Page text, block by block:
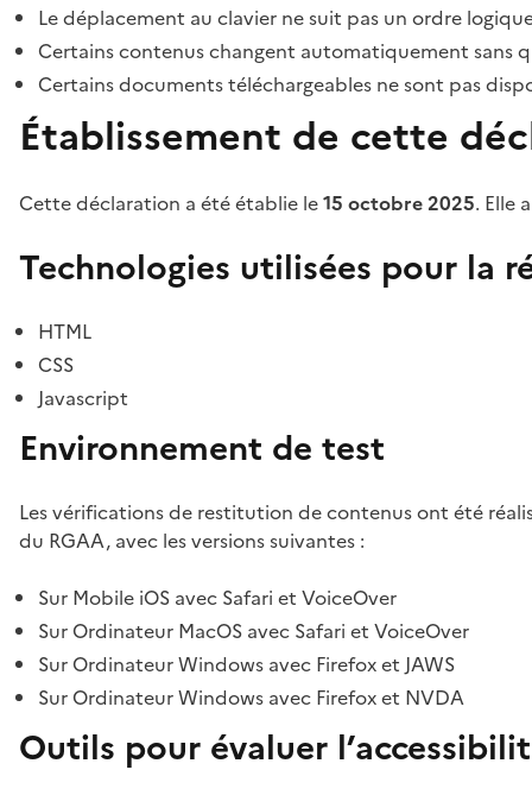
Le déplacement au clavier ne suit pas un ordre
Certains contenus changent automatiquement sans
Certains documents téléchargeables ne sont pas
Établissement de cette
Cette déclaration a été établie le15 octobre 2025. Elle
Technologies utilisées pour la
HTML
CSS
Javascript
Environnement de test
Les vérifications de restitution de contenus ont été
du RGAA, avec les versions suivantes :
Sur Mobile iOS avec Safari et VoiceOver
Sur Ordinateur MacOS avec Safari et VoiceOver
Sur Ordinateur Windows avec Firefox et JAWS
Sur Ordinateur Windows avec Firefox et NVDA
Outils pour évaluer